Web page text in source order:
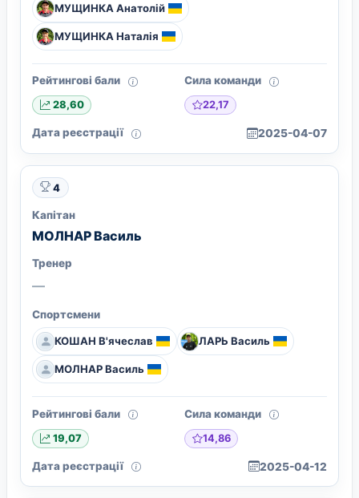
МУЩИНКА Анатолій
МУЩИНКА Наталія
Рейтингові бали
28,60
Сила команди
22,17
Дата реєстрації 2025-04-07
4
Капітан
МОЛНАР Василь
Тренер
—
Спортсмени
КОШАН В'ячеслав ЛАРЬ Василь
МОЛНАР Василь
Рейтингові бали
19,07
Сила команди
14,86
Дата реєстрації 2025-04-12